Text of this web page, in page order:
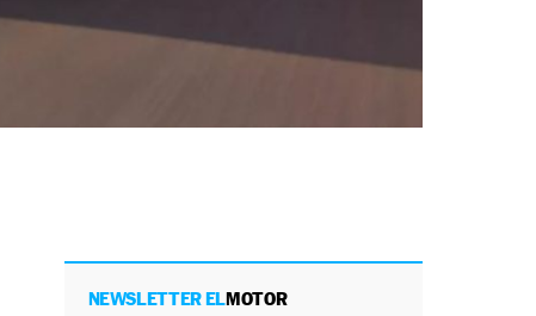
NEWSLETTER ELMOTOR